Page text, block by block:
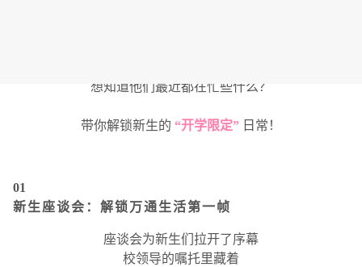
想知道他们最近都在忙些什么？
带你解锁新生的 “开学限定” 日常！
01
新生座谈会：解锁万通生活第一帧
座谈会为新生们拉开了序幕
校领导的嘱托里藏着